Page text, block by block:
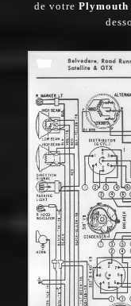
de votre Plymouth